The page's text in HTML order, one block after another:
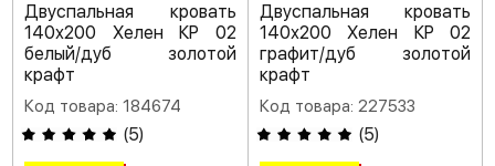
Двуспальная кровать
140х200 Хелен КР 02
белый/дуб золотой
крафт
Код товара: 184674
(5)
Двуспальная кровать
140х200 Хелен КР 02
графит/дуб золотой
крафт
Код товара: 227533
(5)